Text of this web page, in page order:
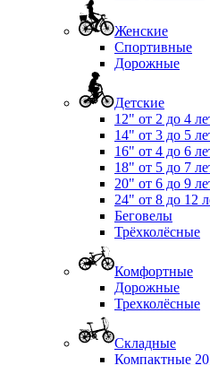
Женские
Спортивные
Дорожные
Детские
12" от 2 до 4
14" от 3 до 5
16" от 4 до 6
18" от 5 до 7
20" от 6 до 9
24" от 8 до 12
Беговелы
Трёхколёсные
Комфортные
Дорожные
Трехколёсные
Складные
Компактные